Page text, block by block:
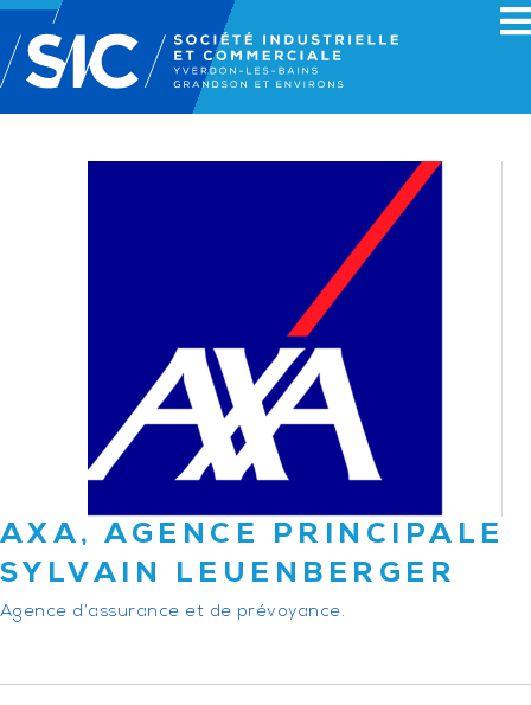
AXA, AGENCE PRINCIPALE
SYLVAIN LEUENBERGER
Agence d’assurance et de prévoyance.